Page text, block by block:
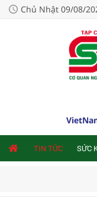
Chủ Nhật 09/08/
TIN TỨC SỨC